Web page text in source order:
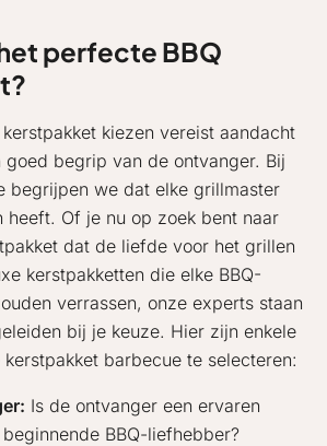
perfecte BBQ
kiezen vereist aandacht
begrip van de ontvanger. Bij
begrijpen we dat elke grillmaster
heeft. Of je nu op zoek bent naar
dat de liefde voor het grillen
kerstpakketten die elke BBQ-
verrassen, onze experts staan
bij je keuze. Hier zijn enkele
barbecue te selecteren:
Is de ontvanger een ervaren
BBQ-liefhebber?